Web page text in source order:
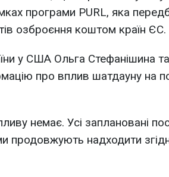
програми PURL, яка
озброєння коштом країн ЄС.
у США Ольга Стефанішина
про вплив шатдауну на
немає. Усі заплановані
продовжують надходити